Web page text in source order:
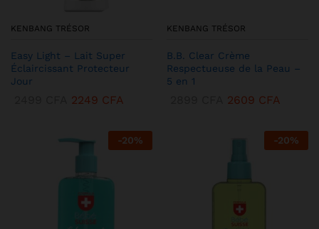
KENBANG TRÉSOR
Easy Light – Lait Super
Éclaircissant Protecteur
Jour
2249 CFA
KENBANG TRÉSOR
B.B. Clear Crème
Respectueuse de la Peau –
5 en 1
2609 CFA
-20% -20%